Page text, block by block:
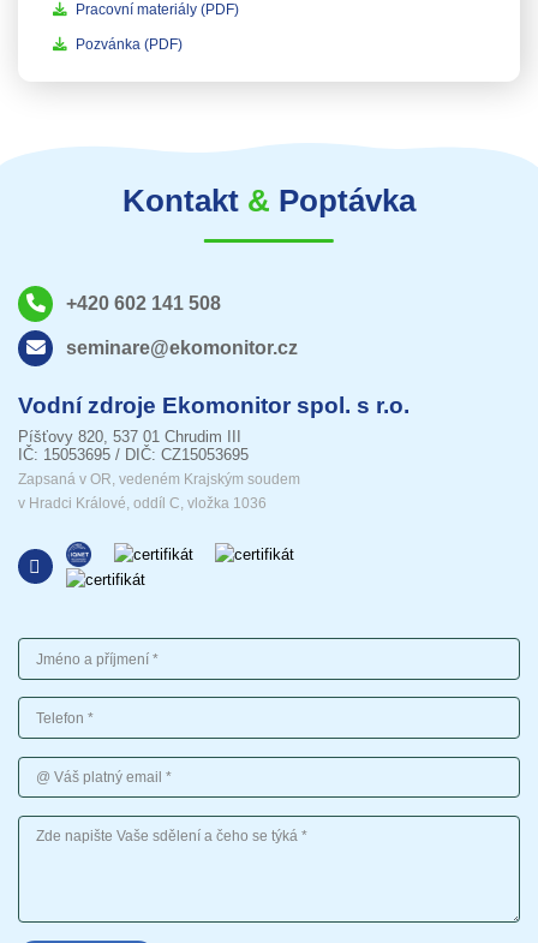
Pracovní materiály(PDF)
Pozvánka(PDF)
Kontakt & Poptávka
+420 602 141 508
seminare@ekomonitor.cz
Vodní zdroje Ekomonitor spol. s r.o.
Píšťovy 820, 537 01 Chrudim III
IČ: 15053695 / DIČ: CZ15053695
Zapsaná v OR, vedeném Krajským soudem
v Hradci Králové, oddíl C, vložka 1036
Jméno a příjmení
Telefon
Váš platný email
Vaše sdělení